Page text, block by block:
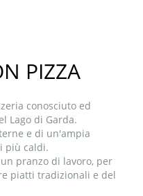
PIZZA
conosciuto ed
Lago di Garda.
e di un'ampia
più caldi.
pranzo di lavoro, per
piatti tradizionali e del